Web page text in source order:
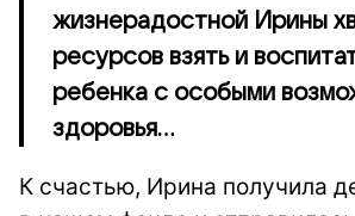
жизнерадостной Ирины
ресурсов взять и
ребенка с особыми
здоровья...
К счастью, Ирина получила